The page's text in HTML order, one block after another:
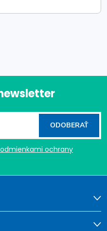
ochrany
ODOBERAŤ